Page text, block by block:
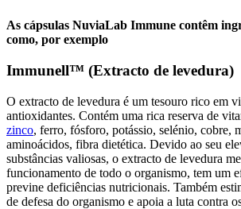
As cápsulas NuviaLab Immune contêm
como, por exemplo
Immunell™ (Extracto de levedura)
O extracto de levedura é um tesouro rico em
antioxidantes. Contém uma rica reserva de
zinco, ferro, fósforo, potássio, selénio, cobre,
aminoácidos, fibra dietética. Devido ao seu
substâncias valiosas, o extracto de levedura
funcionamento de todo o organismo, tem um
previne deficiências nutricionais. Também
de defesa do organismo e apoia a luta contra